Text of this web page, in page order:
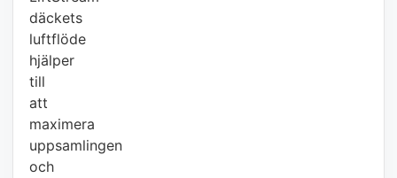
däckets
luftflöde
hjälper
till
att
maximera
uppsamlingen
och